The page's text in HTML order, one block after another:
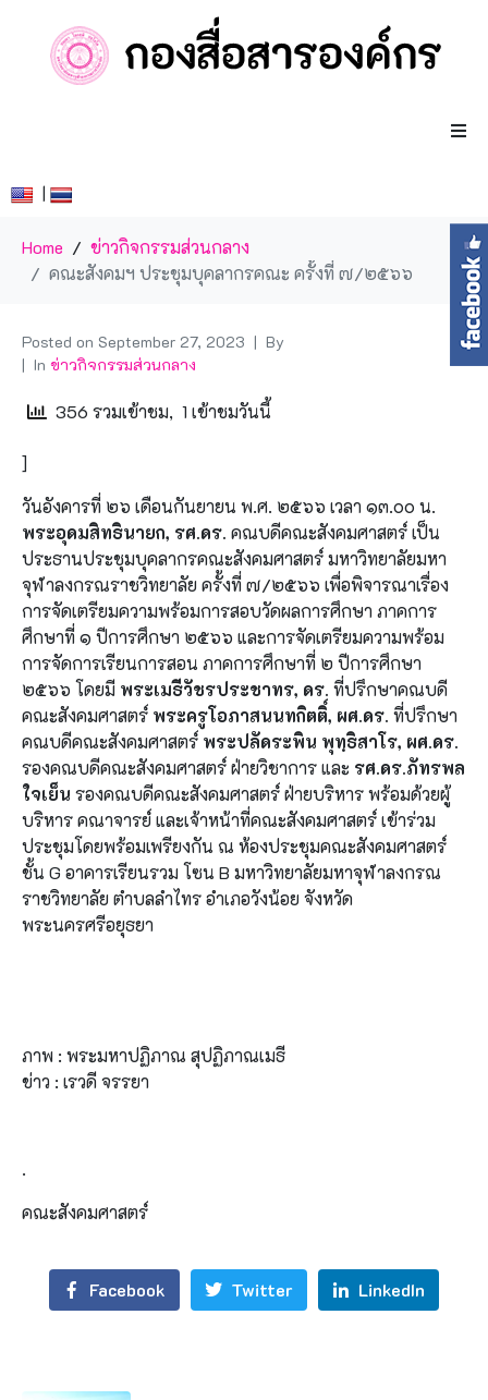
|
Home
ข่าวกิจกรรมส่วนกลาง
คณะสังคมฯ ประชุมบุคลากรคณะ ครั้งที่ ๗/๒๕๖๖
Posted on September 27, 2023
By
In ข่าวกิจกรรมส่วนกลาง
356 รวมเข้าชม, 1 เข้าชมวันนี้
]
วันอังคารที่ ๒๖ เดือนกันยายน พ.ศ. ๒๕๖๖ เวลา ๑๓.๐๐ น.
พระอุดมสิทธินายก, รศ.ดร. คณบดีคณะสังคมศาสตร์ เป็น
ประธานประชุมบุคลากรคณะสังคมศาสตร์ มหาวิทยาลัยมหา
จุฬาลงกรณราชวิทยาลัย ครั้งที่ ๗/๒๕๖๖ เพื่อพิจารณาเรื่อง
การจัดเตรียมความพร้อมการสอบวัดผลการศึกษา ภาคการ
ศึกษาที่ ๑ ปีการศึกษา ๒๕๖๖ และการจัดเตรียมความพร้อม
การจัดการเรียนการสอน ภาคการศึกษาที่ ๒ ปีการศึกษา
๒๕๖๖ โดยมี พระเมธีวัชรประชาทร, ดร. ที่ปรึกษาคณบดี
คณะสังคมศาสตร์ พระครูโอภาสนนทกิตติ์, ผศ.ดร. ที่ปรึกษา
คณบดีคณะสังคมศาสตร์ พระปลัดระพิน พุทฺธิสาโร, ผศ.ดร.
รองคณบดีคณะสังคมศาสตร์ ฝ่ายวิชาการ และ รศ.ดร.ภัทรพล
ใจเย็น รองคณบดีคณะสังคมศาสตร์ ฝ่ายบริหาร พร้อมด้วยผู้
บริหาร คณาจารย์ และเจ้าหน้าที่คณะสังคมศาสตร์ เข้าร่วม
ประชุมโดยพร้อมเพรียงกัน ณ ห้องประชุมคณะสังคมศาสตร์
ชั้น G อาคารเรียนรวม โซน B มหาวิทยาลัยมหาจุฬาลงกรณ
ราชวิทยาลัย ตำบลลำไทร อำเภอวังน้อย จังหวัด
พระนครศรีอยุธยา
ภาพ : พระมหา​ปฏิภาณ​ สุ​ปฏิภาณ​เมธี
ข่าว : เรวดี จรรยา
.
คณะสังคมศาสตร์
Facebook Twitter LinkedIn